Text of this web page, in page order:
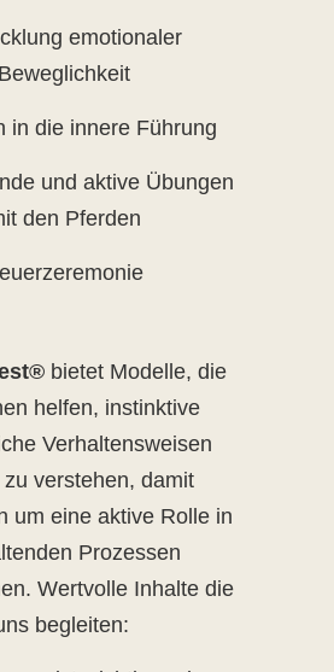
emotionaler
Beweglichkeit
in die innere Führung
und aktive Übungen
den Pferden
bietet Modelle, die
helfen, instinktive
Verhaltensweisen
zu verstehen, damit
um eine aktive Rolle in
Prozessen
Wertvolle Inhalte die
begleiten: